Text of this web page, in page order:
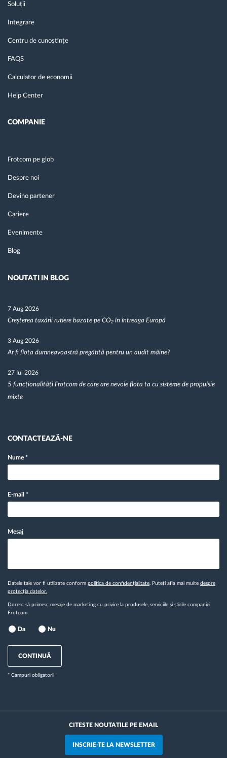
Soluții
Integrare
Centru de cunoștințe
FAQS
Calculator de economii
Help Center
COMPANIE
Frotcom pe glob
Despre noi
Devino partener
Cariere
Evenimente
Blog
NOUTATI IN BLOG
7 Aug 2026
Creșterea taxării rutiere bazate pe CO₂ în întreaga Europă
3 Aug 2026
Ar fi flota dumneavoastră pregătită pentru un audit mâine?
27 Iul 2026
5 funcționalități Frotcom de care are nevoie flota ta cu sisteme de propulsie
mixte
CONTACTEAZĂ-NE
Nume *
E-mail *
Mesaj
Datele tale vor fi utilizate conform politica de confidențialitate . Puteți afla mai multe despre
protecția datelor.
Doresc să primesc mesaje de marketing cu privire la produsele, serviciile și știrile companiei
Frotcom.
Da Nu
CONTINUĂ
* Campuri obligatorii
CITESTE NOUTATILE PE EMAIL
INSCRIE-TE LA NEWSLETTER